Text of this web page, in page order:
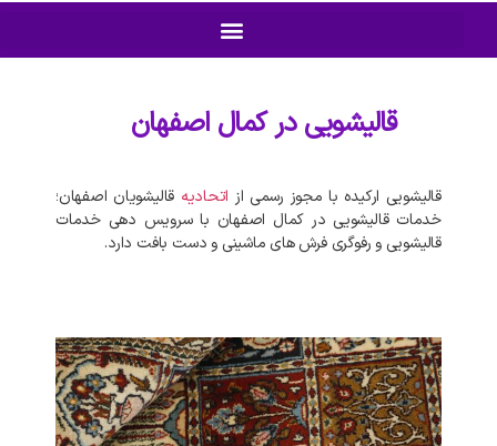
قالیشویی درکمال اصفهان
قالیشویی ارکیده با مجوز رسمی از اتحادیه قالیشویان اصفهان؛
خدمات قالیشویی در کمال اصفهان با سرویس دهی خدمات
قالیشویی و رفوگری فرش های ماشینی و دست بافت دارد.